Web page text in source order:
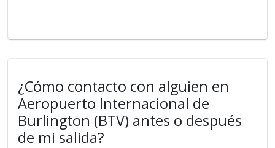
¿Cómo contacto con alguien en
Aeropuerto Internacional de
Burlington (BTV) antes o después
de mi salida?